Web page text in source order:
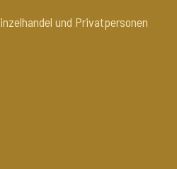
und Privatpersonen